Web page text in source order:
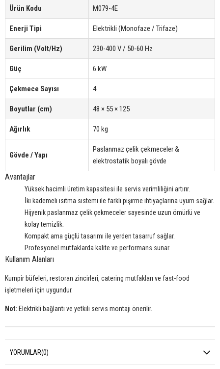
Ürün Kodu M079-4E
Enerji Tipi Elektrikli (Monofaze / Trifaze)
Gerilim (Volt/Hz) 230-400 V / 50-60 Hz
Güç 6 kW
Çekmece Sayısı 4
Boyutlar (cm) 48 × 55 × 125
Ağırlık 70 kg
Gövde / Yapı
Paslanmaz çelik çekmeceler &
elektrostatik boyalı gövde
Avantajlar
Yüksek hacimli üretim kapasitesi ile servis verimliliğini artırır.
İki kademeli ısıtma sistemi ile farklı pişirme ihtiyaçlarına uyum sağlar.
Hijyenik paslanmaz çelik çekmeceler sayesinde uzun ömürlü ve
kolay temizlik.
Kompakt ama güçlü tasarımı ile yerden tasarruf sağlar.
Profesyonel mutfaklarda kalite ve performans sunar.
Kullanım Alanları
Kumpir büfeleri, restoran zincirleri, catering mutfakları ve fast-food
işletmeleri için uygundur.
Not: Elektrikli bağlantı ve yetkili servis montajı önerilir.
YORUMLAR(0)